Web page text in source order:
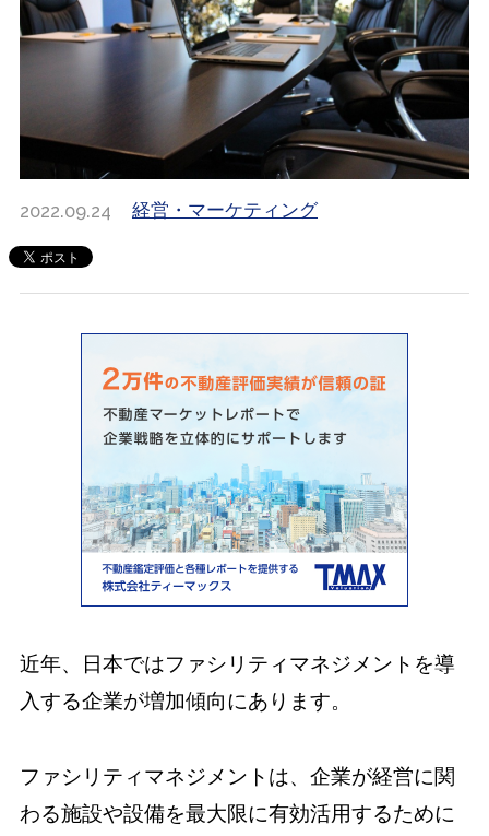
2022.09.24 経営・マーケティング
近年、日本ではファシリティマネジメントを導
入する企業が増加傾向にあります。
ファシリティマネジメントは、企業が経営に関
わる施設や設備を最大限に有効活用するために